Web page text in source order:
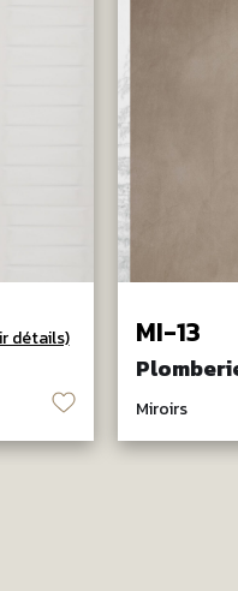
détails)
♡
MI-13
Miroirs